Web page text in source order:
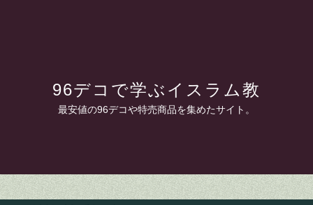
96デコで学ぶイスラム教
最安値の96デコや特売商品を集めたサイト。